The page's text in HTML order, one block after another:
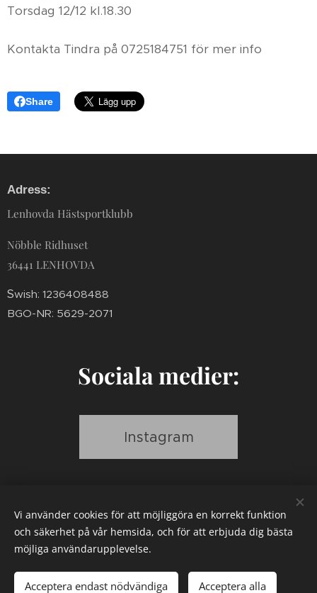
Torsdag 12/12 kl.18.30
Kontakta Tindra på 0725184751 för mer info
Share
Adress:
Lenhovda Hästsportklubb
Nöbble Ridhuset
36441 LENHOVDA
Swish: 1236408488
BGO-NR: 5629-2071
Sociala medier:
Instagram
Facebook
© 2022 Lenhovda hästsportklubb Cookies
Vi använder cookies för att möjliggöra en korrekt funktion
och säkerhet på vår hemsida, och för att erbjuda dig bästa
möjliga användarupplevelse.
Acceptera endast nödvändiga Acceptera alla